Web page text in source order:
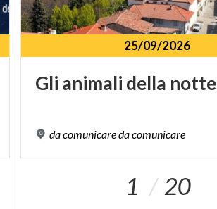
25/09/2026
Gli animali della notte
dacomunicaredacomunicare
1 20